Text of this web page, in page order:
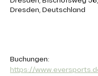
Dresden, Deutschland
Buchungen:
https://